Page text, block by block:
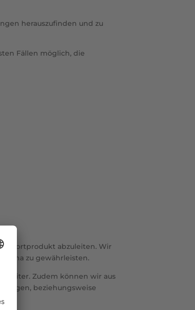
herauszufinden und zu
Fällen möglich, die
abzuleiten. Wir
zu gewährleisten.
Zudem können wir aus
beziehungsweise